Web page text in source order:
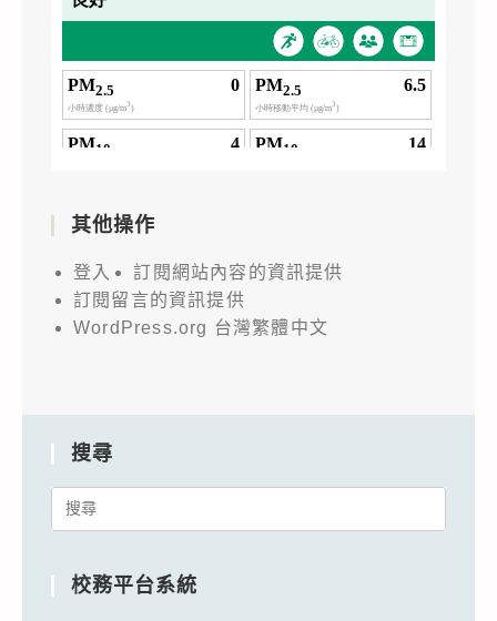
其他操作
登入
訂閱網站內容的資訊提供
訂閱留言的資訊提供
WordPress.org 台灣繁體中文
搜尋
Search
校務平台系統